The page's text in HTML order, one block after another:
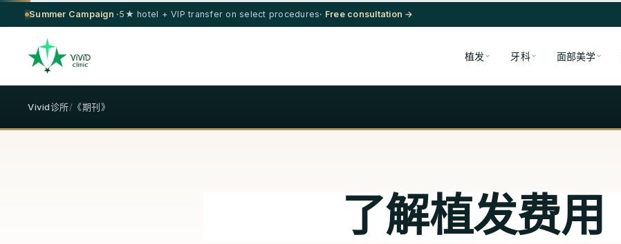
Summer Campaign ·5★ hotel + VIP transfer on select procedures· Free consultation →
植发 牙科 面部美学
Vivid诊所/ 《期刊》
了解植发费用